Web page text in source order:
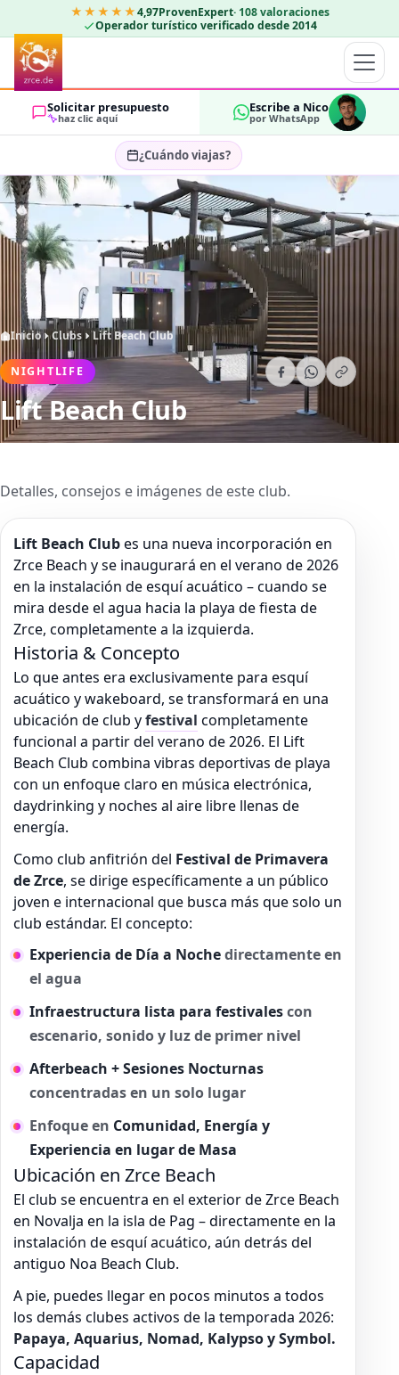
★★★★★4,97ProvenExpert· 108 valoraciones
Operador turístico verificado desde 2014
Solicitar presupuesto
haz clic aquí
Escribe a Nico
por WhatsApp
¿Cuándo viajas?
Seleccionar fechas…
HUÉSPEDES
2 OK
Inicio Clubs Lift Beach Club
NIGHTLIFE
Lift Beach Club
Detalles, consejos e imágenes de este club.
Lift Beach Clubes una nueva incorporación en
Zrce Beach y se inaugurará en el verano de 2026
en la instalación de esquí acuático – cuando se
mira desde el agua hacia la playa de fiesta de
Zrce, completamente a la izquierda.
Historia & Concepto
Lo que antes era exclusivamente para esquí
acuático y wakeboard, se transformará en una
ubicación de club yfestival completamente
funcional a partir del verano de 2026. El Lift
Beach Club combina vibras deportivas de playa
con un enfoque claro en música electrónica,
daydrinking y noches al aire libre llenas de
energía.
Como club anfitrión del Festival de Primavera
de Zrce, se dirige específicamente a un público
joven e internacional que busca más que solo un
club estándar. El concepto:
Experiencia de Día a Nochedirectamente en
el agua
Infraestructura lista para festivalescon
escenario, sonido y luz de primer nivel
Afterbeach + Sesiones Nocturnas
concentradas en un solo lugar
Enfoque en Comunidad, Energía y
Experiencia en lugar de Masa
Ubicación en Zrce Beach
El club se encuentra en el exterior de Zrce Beach
en Novalja en la isla de Pag – directamente en la
instalación de esquí acuático, aún detrás del
antiguo Noa Beach Club.
A pie, puedes llegar en pocos minutos a todos
los demás clubes activos de la temporada 2026:
Papaya, Aquarius, Nomad, Kalypso y Symbol.
Capacidad